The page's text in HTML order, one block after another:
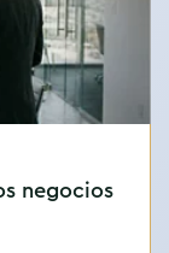
negocios